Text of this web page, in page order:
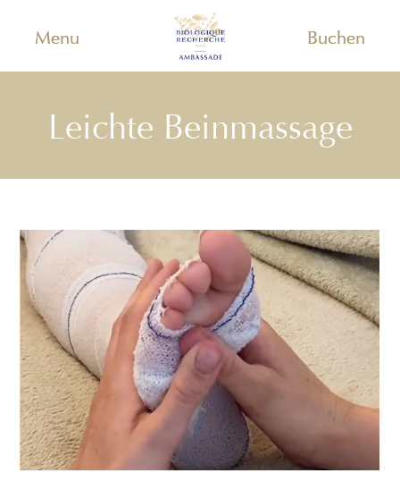
Menu Buchen
Leichte Beinmassage